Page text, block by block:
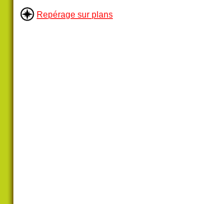
Repérage sur plans